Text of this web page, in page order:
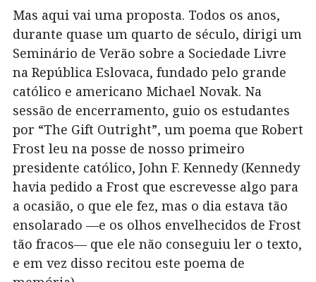
Mas aqui vai uma proposta. Todos os anos,
durante quase um quarto de século, dirigi um
Seminário de Verão sobre a Sociedade Livre
na República Eslovaca, fundado pelo grande
católico e americano Michael Novak. Na
sessão de encerramento, guio os estudantes
por “The Gift Outright”, um poema que Robert
Frost leu na posse de nosso primeiro
presidente católico, John F. Kennedy (Kennedy
havia pedido a Frost que escrevesse algo para
a ocasião, o que ele fez, mas o dia estava tão
ensolarado —e os olhos envelhecidos de Frost
tão fracos— que ele não conseguiu ler o texto,
e em vez disso recitou este poema de